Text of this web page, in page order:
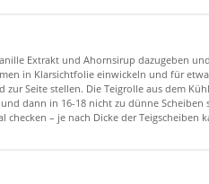
Extrakt und Ahornsirup dazugeben
in Klarsichtfolie einwickeln und für
zur Seite stellen. Die Teigrolle aus
dann in 16-18 nicht zu dünne
– je nach Dicke der